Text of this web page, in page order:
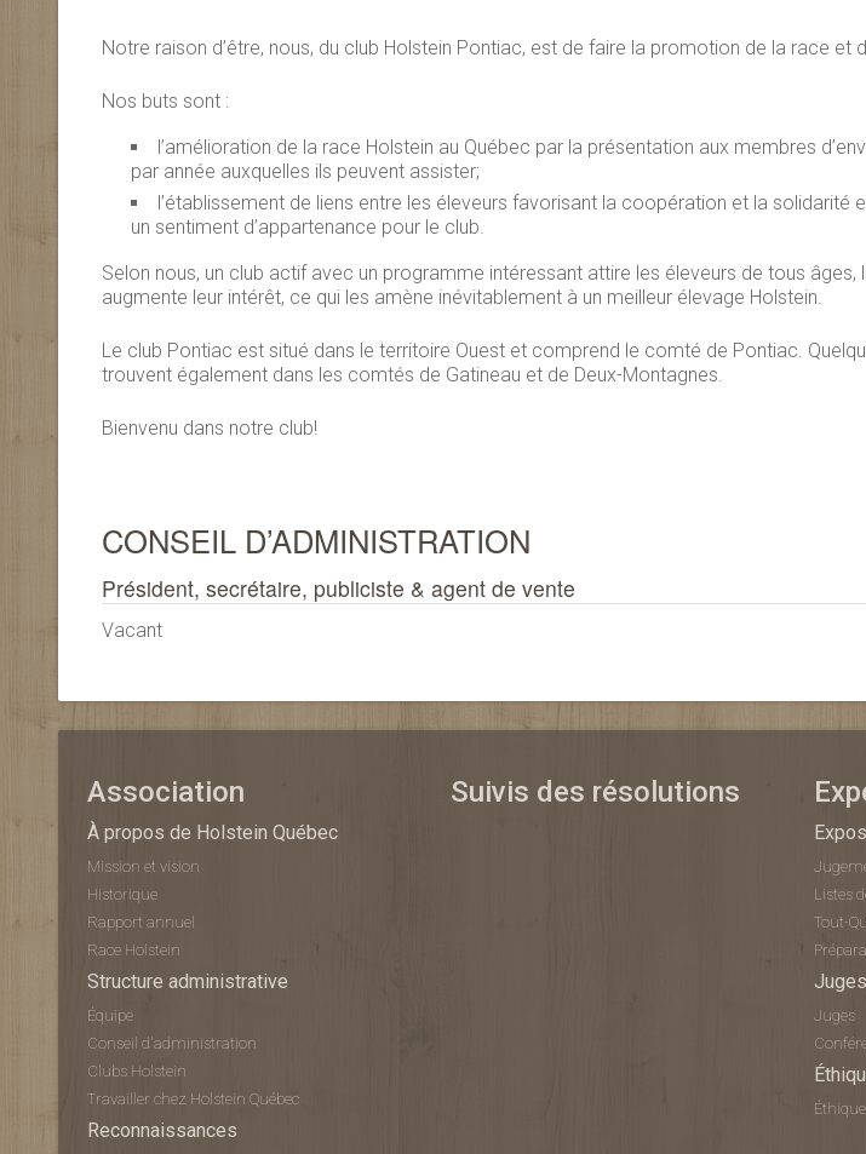
Notre raison d’être, nous, du club Holstein Pontiac, est de faire la promotion de la race et
Nos buts sont :
l’amélioration de la race Holstein au Québec par la présentation aux membres
par année auxquelles ils peuvent assister;
l’établissement de liens entre les éleveurs favorisant la coopération et la solidarité
un sentiment d’appartenance pour le club.
Selon nous, un club actif avec un programme intéressant attire les éleveurs de tous âges,
augmente leur intérêt, ce qui les amène inévitablement à un meilleur élevage Holstein.
Le club Pontiac est situé dans le territoire Ouest et comprend le comté de Pontiac.
trouvent également dans les comtés de Gatineau et de Deux-Montagnes.
Bienvenu dans notre club!
CONSEIL D’ADMINISTRATION
Président, secrétaire, publiciste & agent de vente
Vacant
Association
À propos de Holstein Québec
Mission et vision
Historique
Rapport annuel
Race Holstein
Structure administrative
Équipe
Conseil d'administration
Clubs Holstein
Travailler chez Holstein Québec
Reconnaissances
Suivis des résolutions
Listes
Tout-
Juges
Juges